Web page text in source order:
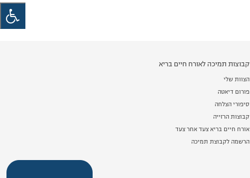
קבוצות תמיכה לאורח חיים בריא
הצוות שלי
פורום דיאטה
סיפורי הצלחה
קבוצות הרזייה
אורח חיים בריא צעד אחר צעד
הרשמה לקבוצת תמיכה